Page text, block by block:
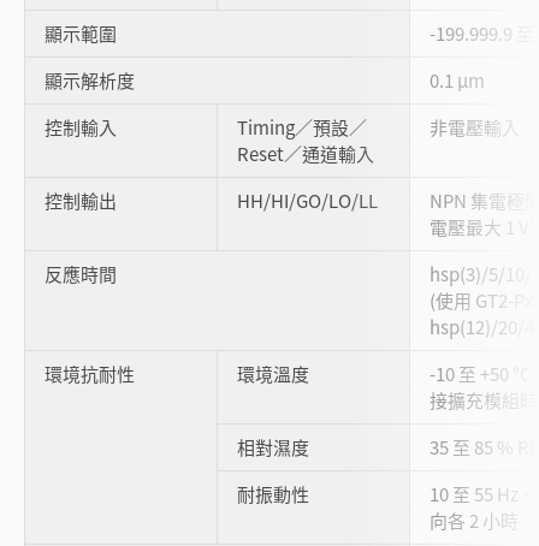
顯示範圍
-199.999.9
顯示解析度
0.1 μm
控制輸入
Timing／預設／
Reset／通道輸入
非電壓輸入
控制輸出 HH/HI/GO/LO/LL
NPN 集電極
電壓最大 1 V
反應時間
hsp(3)/5/10/
(使用 GT2-
hsp(12)/20/
環境抗耐性
環境溫度
-10 至 +50
接擴充模組
相對濕度
35 至 85 %
耐振動性
10 至 55 Hz
向各 2 小時